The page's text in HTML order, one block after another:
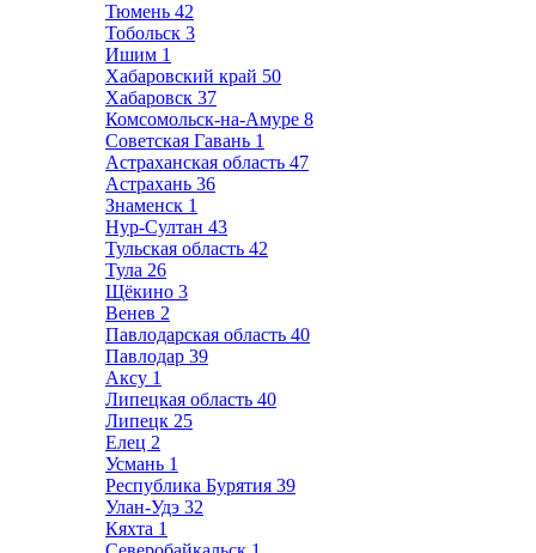
Тюмень 42
Тобольск 3
Ишим 1
Хабаровский край 50
Хабаровск 37
Комсомольск-на-Амуре 8
Советская Гавань 1
Астраханская область 47
Астрахань 36
Знаменск 1
Нур-Султан 43
Тульская область 42
Тула 26
Щёкино 3
Венев 2
Павлодарская область 40
Павлодар 39
Аксу 1
Липецкая область 40
Липецк 25
Елец 2
Усмань 1
Республика Бурятия 39
Улан-Удэ 32
Кяхта 1